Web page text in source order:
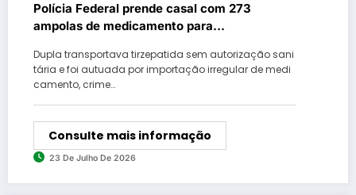
Polícia Federal prende casal com 273
ampolas de medicamento para
Dupla transportava tirzepatida sem autorização sani
tária e foi autuada por importação irregular de medi
camento, crime…
Consulte mais informação
23 De Julho De 2026